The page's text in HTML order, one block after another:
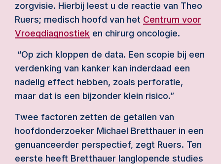
zorgvisie. Hierbij leest u de reactie van Theo
Ruers; medisch hoofd van het Centrum voor
Vroegdiagnostiek en chirurg oncologie.
“Op zich kloppen de data. Een scopie bij een
verdenking van kanker kan inderdaad een
nadelig effect hebben, zoals perforatie,
maar dat is een bijzonder klein risico.”
Twee factoren zetten de getallen van
hoofdonderzoeker Michael Bretthauer in een
genuanceerder perspectief, zegt Ruers. Ten
eerste heeft Bretthauer langlopende studies